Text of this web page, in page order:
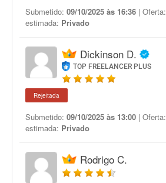
Submetido: 09/10/2025 às 16:36 | Oferta:
estimada: Privado
Dickinson D.
TOP FREELANCER PLUS
Rejeitada
Submetido: 09/10/2025 às 13:00 | Oferta:
estimada: Privado
Rodrigo C.